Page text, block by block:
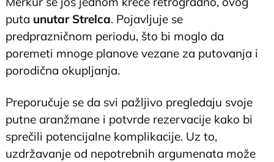
puta unutar Strelca. Pojavljuje se
predprazničnom periodu, što bi moglo da
poremeti mnoge planove vezane za putovanja i
porodična okupljanja.
Preporučuje se da svi pažljivo pregledaju svoje
putne aranžmane i potvrde rezervacije kako bi
sprečili potencijalne komplikacije. Uz to,
uzdržavanje od nepotrebnih argumenata može